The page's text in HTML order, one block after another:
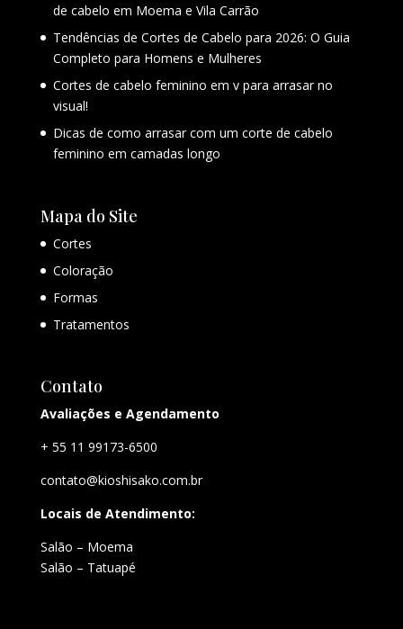
de cabelo em Moema e Vila Carrão
Tendências de Cortes de Cabelo para 2026: O Guia
Completo para Homens e Mulheres
Cortes de cabelo feminino em v para arrasar no
visual!
Dicas de como arrasar com um corte de cabelo
feminino em camadas longo
Mapa do Site
Cortes
Coloração
Formas
Tratamentos
Contato
Avaliações e Agendamento
+ 55 11 99173-6500
contato@kioshisako.com.br
Locais de Atendimento:
Salão – Moema
Salão – Tatuapé